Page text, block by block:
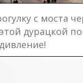
с моста
дурацкой